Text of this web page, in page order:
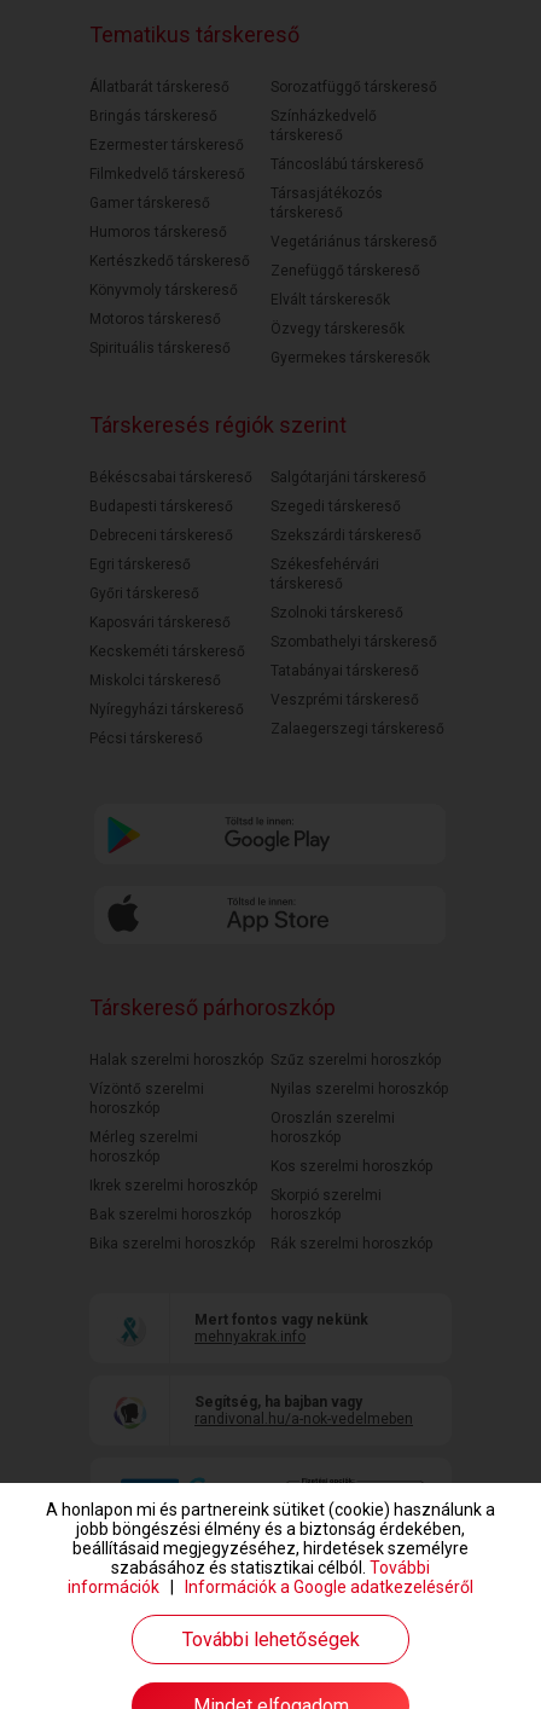
Tematikus társkereső
Állatbarát társkereső
Bringás társkereső
Ezermester társkereső
Filmkedvelő társkereső
Gamer társkereső
Humoros társkereső
Kertészkedő társkereső
Könyvmoly társkereső
Motoros társkereső
Spirituális társkereső
Sorozatfüggő társkereső
Színházkedvelő
társkereső
Táncoslábú társkereső
Társasjátékozós
társkereső
Vegetáriánus társkereső
Zenefüggő társkereső
Elvált társkeresők
Özvegy társkeresők
Gyermekes társkeresők
Társkeresés régiók szerint
Békéscsabai társkereső
Budapesti társkereső
Debreceni társkereső
Egri társkereső
Győri társkereső
Kaposvári társkereső
Kecskeméti társkereső
Miskolci társkereső
Nyíregyházi társkereső
Pécsi társkereső
Salgótarjáni társkereső
Szegedi társkereső
Szekszárdi társkereső
Székesfehérvári
társkereső
Szolnoki társkereső
Szombathelyi társkereső
Tatabányai társkereső
Veszprémi társkereső
Zalaegerszegi társkereső
Társkereső párhoroszkóp
Halak szerelmi horoszkóp
Vízöntő szerelmi
horoszkóp
Mérleg szerelmi
horoszkóp
Ikrek szerelmi horoszkóp
Bak szerelmi horoszkóp
Bika szerelmi horoszkóp
Szűz szerelmi horoszkóp
Nyilas szerelmi horoszkóp
Oroszlán szerelmi
horoszkóp
Kos szerelmi horoszkóp
Skorpió szerelmi
horoszkóp
Rák szerelmi horoszkóp
Mert fontos vagy nekünk
mehnyakrak.info
Segítség, ha bajban vagy
randivonal.hu/a-nok-vedelmeben
www.randivonal.hu © Copyright 1999-2026 Dating Central Europe Zrt.
A honlapon mi és partnereink sütiket (cookie) használunk a
jobb böngészési élmény és a biztonság érdekében,
beállításaid megjegyzéséhez, hirdetések személyre
szabásához és statisztikai célból. További
információk
Információk a Google adatkezeléséről
További lehetőségek